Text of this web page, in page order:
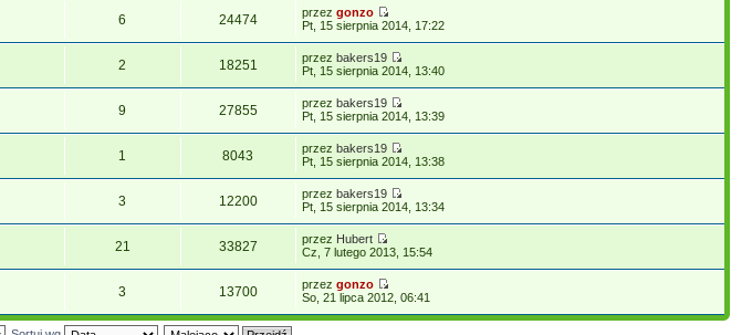
6 24474 przezgonzo
Pt, 15 sierpnia 2014, 17:22
2 18251 przezbakers19
Pt, 15 sierpnia 2014, 13:40
9 27855 przezbakers19
Pt, 15 sierpnia 2014, 13:39
1 8043 przezbakers19
Pt, 15 sierpnia 2014, 13:38
3 12200 przezbakers19
Pt, 15 sierpnia 2014, 13:34
21 33827 przez Hubert
Cz, 7 lutego 2013, 15:54
3 13700 przezgonzo
So, 21 lipca 2012, 06:41